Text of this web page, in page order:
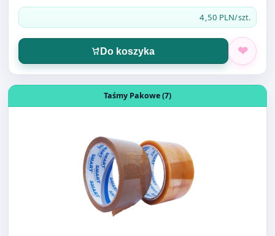
Do koszyka
Otwórz produkt: TAŚMA SOLVENT 48MM SMART
Taśmy Pakowe (7)
TAŚMA SOLVENT 48MM SMART KAUCZUK
NATURALNY BRĄZ